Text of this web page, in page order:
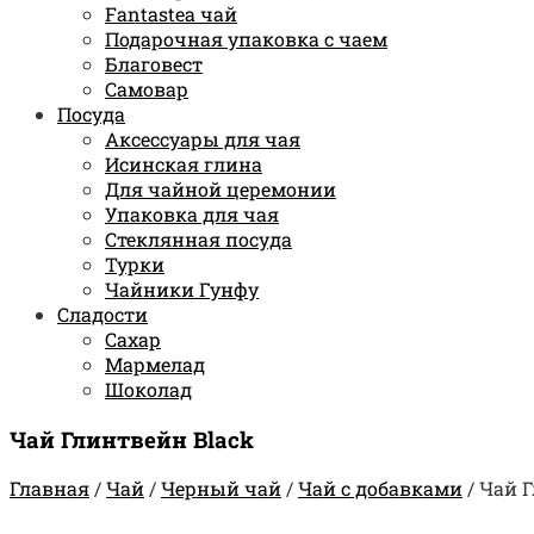
Fantastea чай
Подарочная упаковка с чаем
Благовест
Самовар
Посуда
Аксессуары для чая
Исинская глина
Для чайной церемонии
Упаковка для чая
Стеклянная посуда
Турки
Чайники Гунфу
Сладости
Сахар
Мармелад
Шоколад
Чай Глинтвейн Black
Главная/Чай/Черный чай/Чай с добавками/Чай